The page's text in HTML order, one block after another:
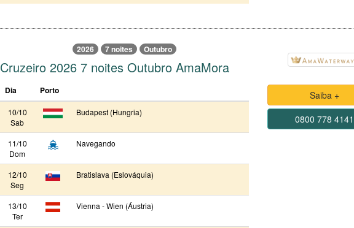
2026 7 noites Outubro
Cruzeiro 2026 7 noites Outubro AmaMora
Dia Porto
10/10
Sab
Budapest (Hungria)
11/10
Dom
Navegando
12/10
Seg
Bratislava (Eslováquia)
13/10
Ter
Vienna - Wien (Áustria)
Saiba +
0800 778 4141